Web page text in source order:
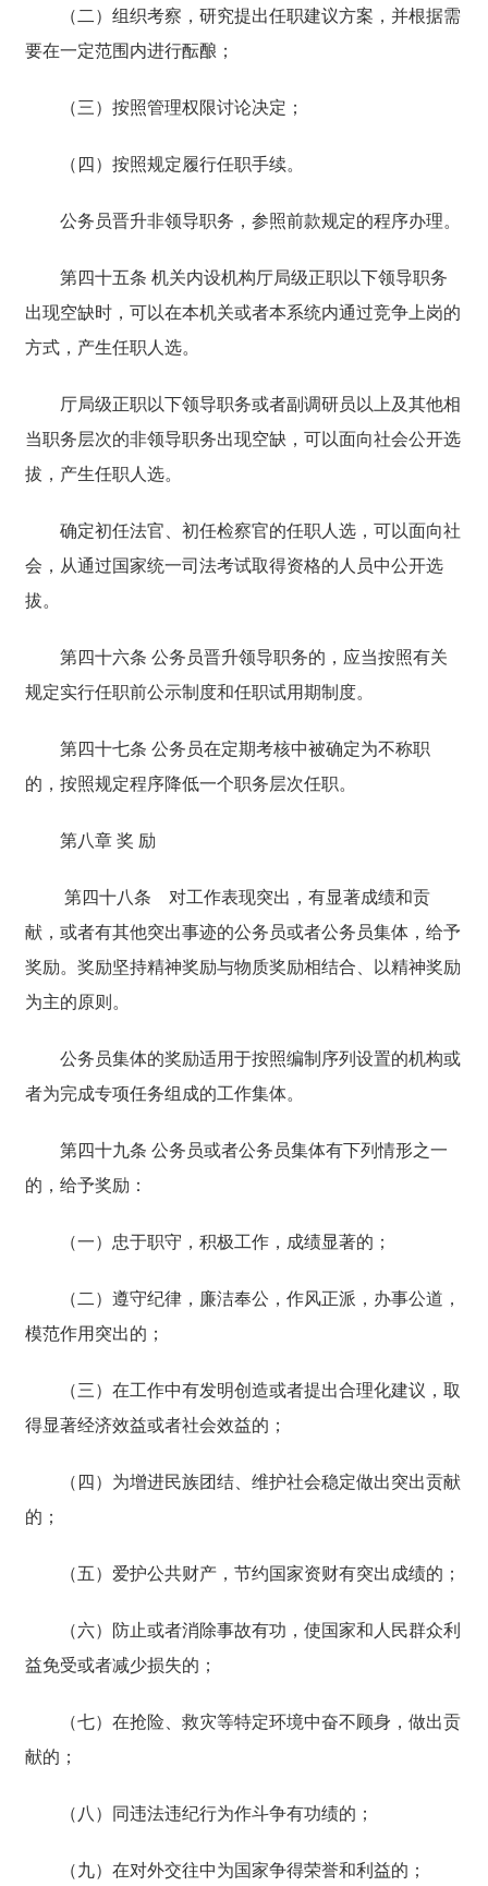
（二）组织考察，研究提出任职建议方案，并根据需
要在一定范围内进行酝酿；
（三）按照管理权限讨论决定；
（四）按照规定履行任职手续。
公务员晋升非领导职务，参照前款规定的程序办理。
第四十五条 机关内设机构厅局级正职以下领导职务
出现空缺时，可以在本机关或者本系统内通过竞争上岗的
方式，产生任职人选。
厅局级正职以下领导职务或者副调研员以上及其他相
当职务层次的非领导职务出现空缺，可以面向社会公开选
拔，产生任职人选。
确定初任法官、初任检察官的任职人选，可以面向社
会，从通过国家统一司法考试取得资格的人员中公开选
拔。
第四十六条 公务员晋升领导职务的，应当按照有关
规定实行任职前公示制度和任职试用期制度。
第四十七条 公务员在定期考核中被确定为不称职
的，按照规定程序降低一个职务层次任职。
第八章 奖 励
第四十八条
对工作表现突出，有显著成绩和贡
献，或者有其他突出事迹的公务员或者公务员集体，给予
奖励。奖励坚持精神奖励与物质奖励相结合、以精神奖励
为主的原则。
公务员集体的奖励适用于按照编制序列设置的机构或
者为完成专项任务组成的工作集体。
第四十九条 公务员或者公务员集体有下列情形之一
的，给予奖励：
（一）忠于职守，积极工作，成绩显著的；
（二）遵守纪律，廉洁奉公，作风正派，办事公道，
模范作用突出的；
（三）在工作中有发明创造或者提出合理化建议，取
得显著经济效益或者社会效益的；
（四）为增进民族团结、维护社会稳定做出突出贡献
的；
（五）爱护公共财产，节约国家资财有突出成绩的；
（六）防止或者消除事故有功，使国家和人民群众利
益免受或者减少损失的；
（七）在抢险、救灾等特定环境中奋不顾身，做出贡
献的；
（八）同违法违纪行为作斗争有功绩的；
（九）在对外交往中为国家争得荣誉和利益的；